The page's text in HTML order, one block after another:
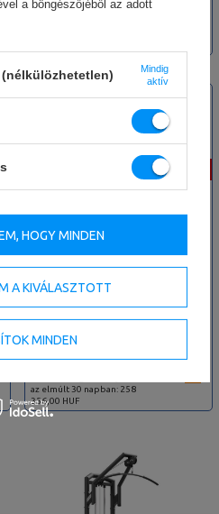
207 808,00 HUF
ÚJ
Pad állvánnyal UX-L204 - UpForm
az elmúlt 30 napban: 258
356,00 HUF
258 356,00 HUF
206 685,00 HUF
a böngészőjéből az adott
Mindig
aktív
A KIVÁLASZTOTT
MINDEN
HOGY MINDEN